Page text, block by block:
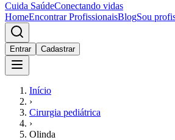
Cuida SaúdeConectando vidas
HomeEncontrar ProfissionaisBlogSou
Entrar Cadastrar
Início
›
Cirurgia pediátrica
›
Olinda